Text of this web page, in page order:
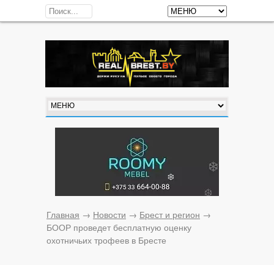
Главная → Новости → Брест и регион →
БООР проведет бесплатную оценку
охотничьих трофеев в Бресте